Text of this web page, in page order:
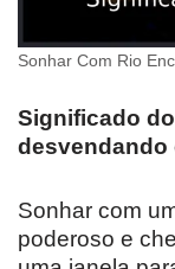
Sonhar Com Rio
Significado
Sonhar com
poderoso e